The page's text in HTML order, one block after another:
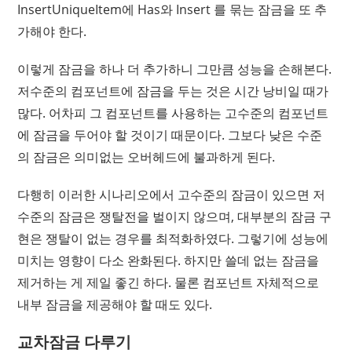
InsertUniqueItem에 Has와 Insert 를 묶는 잠금을 또 추
가해야 한다.
이렇게 잠금을 하나 더 추가하니 그만큼 성능을 손해본다.
저수준의 컴포넌트에 잠금을 두는 것은 시간 낭비일 때가
많다. 어차피 그 컴포넌트를 사용하는 고수준의 컴포넌트
에 잠금을 두어야 할 것이기 때문이다. 그보다 낮은 수준
의 잠금은 의미없는 오버헤드에 불과하게 된다.
다행히 이러한 시나리오에서 고수준의 잠금이 있으면 저
수준의 잠금은 쟁탈전을 벌이지 않으며, 대부분의 잠금 구
현은 쟁탈이 없는 경우를 최적화하였다. 그렇기에 성능에
미치는 영향이 다소 완화된다. 하지만 쓸데 없는 잠금을
제거하는 게 제일 좋긴 하다. 물론 컴포넌트 자체적으로
내부 잠금을 제공해야 할 때도 있다.
교차잠금 다루기